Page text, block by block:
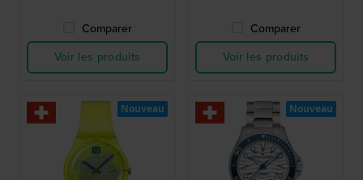
Comparer
Voir les produits
Comparer
Voir les produits
Nouveau Nouveau